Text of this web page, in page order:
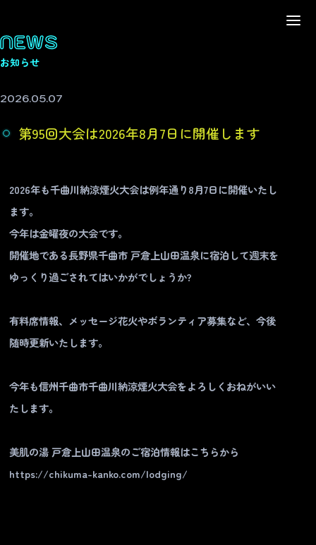
NEWS
お知らせ
2026.05.07
第95回大会は2026年8月7日に開催します
2026年も千曲川納涼煙火大会は例年通り8月7日に開催いたし
ます。
今年は金曜夜の大会です。
開催地である長野県千曲市 戸倉上山田温泉に宿泊して週末を
ゆっくり過ごされてはいかがでしょうか?
有料席情報、メッセージ花火やボランティア募集など、今後
随時更新いたします。
今年も信州千曲市千曲川納涼煙火大会をよろしくおねがいい
たします。
美肌の湯 戸倉上山田温泉のご宿泊情報はこちらから
https://chikuma-kanko.com/lodging/